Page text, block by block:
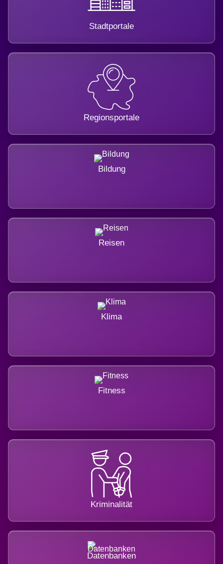
Stadtportale
Regionsportale
Bildung
Reisen
Klima
Fitness
Kriminalität
Datenbanken